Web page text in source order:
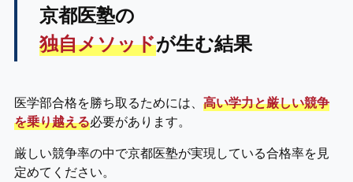
京都医塾の
独自メソッドが生む結果
医学部合格を勝ち取るためには、 高い学力と厳しい競争
を乗り越える必要があります。
厳しい競争率の中で京都医塾が実現している合格率を見
定めてください。